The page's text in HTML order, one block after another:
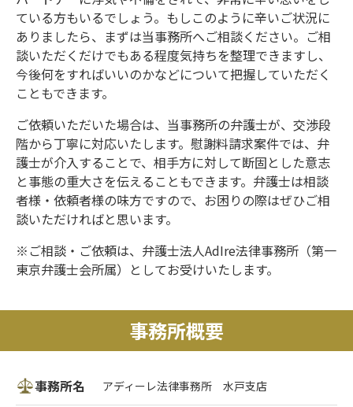
ている方もいるでしょう。もしこのように辛いご状況に
ありましたら、まずは当事務所へご相談ください。ご相
談いただくだけでもある程度気持ちを整理できますし、
今後何をすればいいのかなどについて把握していただく
こともできます。
ご依頼いただいた場合は、当事務所の弁護士が、交渉段
階から丁寧に対応いたします。慰謝料請求案件では、弁
護士が介入することで、相手方に対して断固とした意志
と事態の重大さを伝えることもできます。弁護士は相談
者様・依頼者様の味方ですので、お困りの際はぜひご相
談いただければと思います。
※ご相談・ご依頼は、弁護士法人AdIre法律事務所（第一
東京弁護士会所属）としてお受けいたします。
事務所概要
事務所名 アディーレ法律事務所 水戸支店